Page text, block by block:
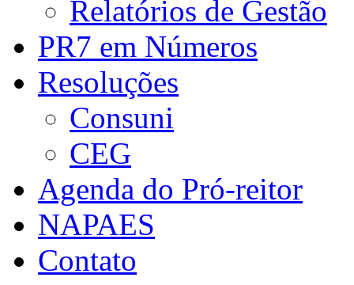
Relatórios de Gestão
PR7 em Números
Resoluções
Consuni
CEG
Agenda do Pró-reitor
NAPAES
Contato